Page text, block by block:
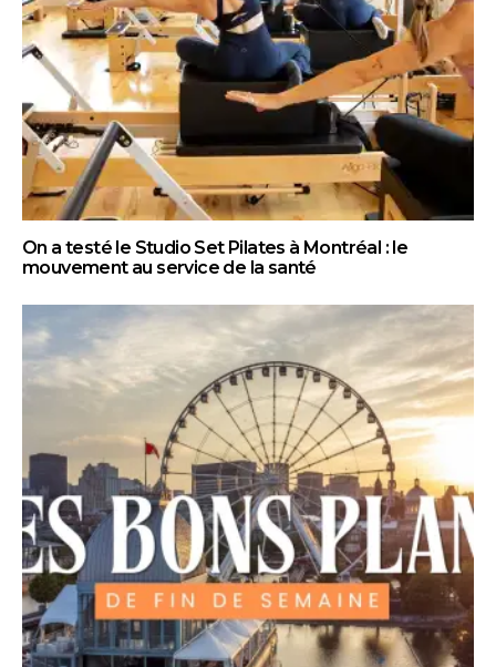
On a testé le Studio Set Pilates à Montréal : le
mouvement au service de la santé